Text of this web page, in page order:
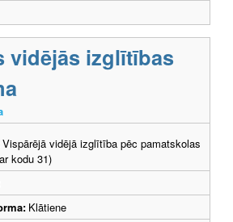
vidējās izglītības
Vispārējā vidējā izglītība pēc pamatskolas
kodu 31)
Klātiene